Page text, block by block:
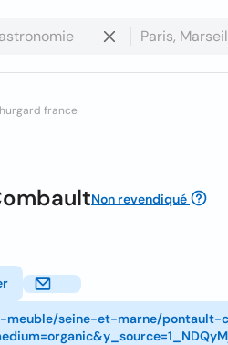
france
Non revendiqué
seine-et-marne/pontault-